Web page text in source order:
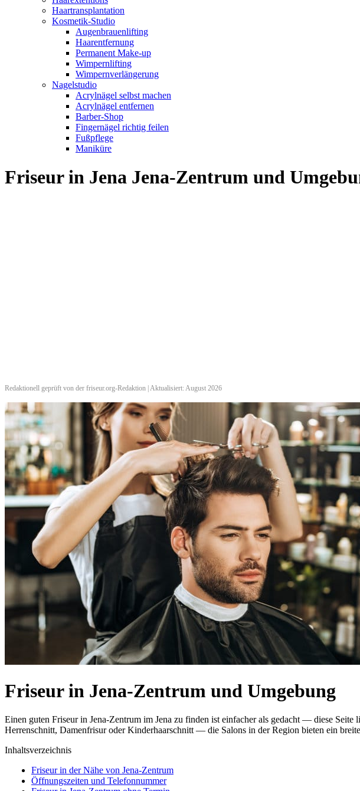
Haartransplantation
Kosmetik-Studio
Augenbrauenlifting
Haarentfernung
Permanent Make-up
Wimpernlifting
Wimpernverlängerung
Nagelstudio
Acrylnägel selbst machen
Acrylnägel entfernen
Barber-Shop
Fingernägel richtig feilen
Fußpflege
Maniküre
Friseur in Jena Jena-Zentrum und
Redaktionell geprüft von der friseur.org-Redaktion | Aktualisiert: August 2026
Friseur in Jena-Zentrum und Umgebung
Einen guten Friseur in Jena-Zentrum im Jena zu finden ist einfacher als gedacht — diese
Herrenschnitt, Damenfrisur oder Kinderhaarschnitt — die Salons in der Region bieten ein
Inhaltsverzeichnis
Friseur in der Nähe von Jena-Zentrum
Öffnungszeiten und Telefonnummer